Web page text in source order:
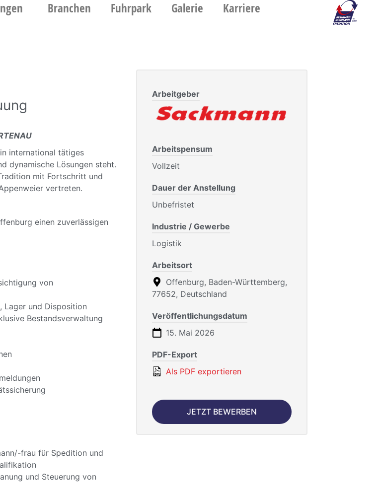
Branchen Fuhrpark Galerie Karriere
international tätiges
dynamische Lösungen steht.
mit Fortschritt und
vertreten.
einen zuverlässigen
von
Lager und Disposition
Bestandsverwaltung
frau für Spedition und
und Steuerung von
Arbeitgeber
Arbeitspensum
Vollzeit
Dauer der Anstellung
Unbefristet
Industrie / Gewerbe
Logistik
Arbeitsort
Offenburg, Baden-Württemberg,
77652, Deutschland
Veröffentlichungsdatum
15. Mai 2026
PDF-Export
Als PDF exportieren
JETZT BEWERBEN